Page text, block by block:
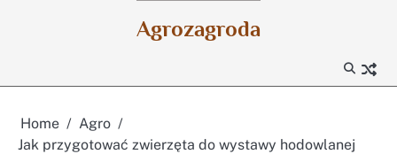
Agrozagroda
Home
Agro
Jak przygotować zwierzęta do wystawy hodowlanej